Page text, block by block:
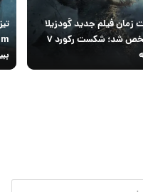
زمان فیلم جدید گودزیلا
مشخص شد؛ شکست رکورد ۷